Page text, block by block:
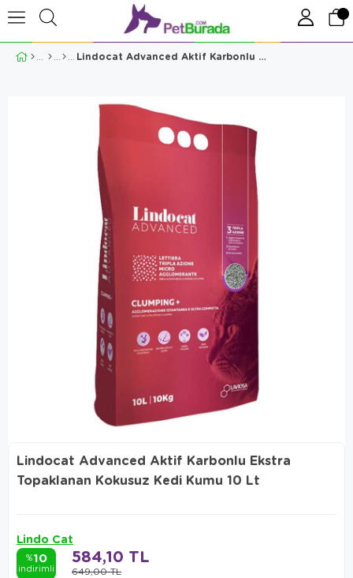
Lindocat Advanced Aktif Karbonlu Ekstra Topaklanan Kokusuz Kedi Kumu 10 Lt
Lindocat Advanced Aktif Karbonlu Ekstra
Topaklanan Kokusuz Kedi Kumu 10 Lt
Lindo Cat
%10
indirimli 649,00 TL
584,10 TL